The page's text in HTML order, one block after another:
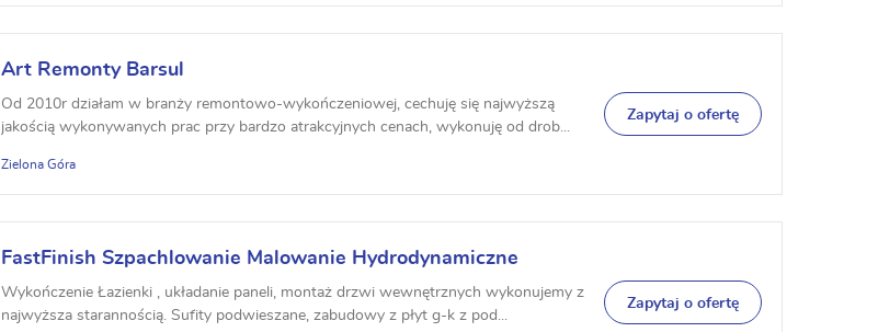
Art Remonty Barsul
Od 2010r działam w branży remontowo-wykończeniowej, cechuję się najwyższą
jakością wykonywanych prac przy bardzo atrakcyjnych cenach, wykonuję od drob...
Zielona Góra
Zapytaj o ofertę
FastFinish Szpachlowanie Malowanie Hydrodynamiczne
Wykończenie Łazienki , układanie paneli, montaż drzwi wewnętrznych wykonujemy z
najwyższa starannością. Sufity podwieszane, zabudowy z płyt g-k z pod...
Zapytaj o ofertę